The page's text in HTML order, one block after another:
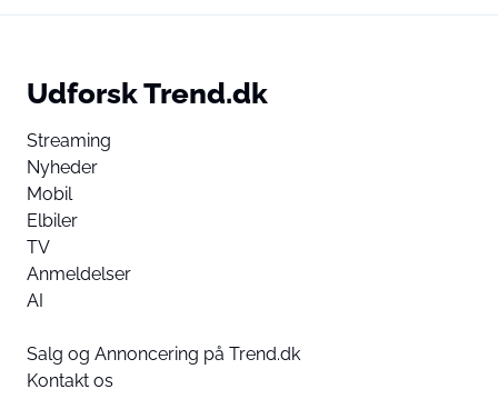
Udforsk Trend.dk
Streaming
Nyheder
Mobil
Elbiler
TV
Anmeldelser
AI
Salg og Annoncering på Trend.dk
Kontakt os